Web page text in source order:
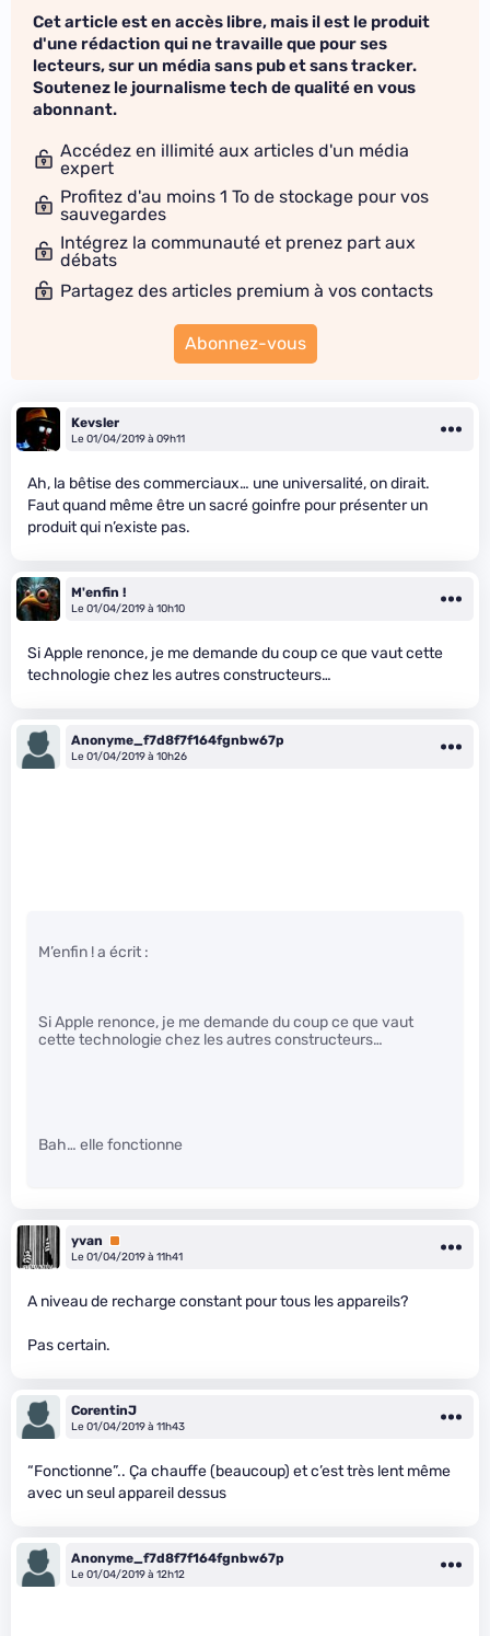
Cet article est en accès libre, mais il est le produit
d'une rédaction qui ne travaille que pour ses
lecteurs, sur un média sans pub et sans tracker.
Soutenez le journalisme tech de qualité en vous
abonnant.
Accédez en illimité aux articles d'un média
expert
Profitez d'au moins 1 To de stockage pour vos
sauvegardes
Intégrez la communauté et prenez part aux
débats
Partagez des articles premium à vos contacts
Abonnez-vous
Kevsler
Le 01/04/2019 à 09h11
Ah, la bêtise des commerciaux… une universalité, on dirait.
Faut quand même être un sacré goinfre pour présenter un
produit qui n’existe pas.
M'enfin !
Le 01/04/2019 à 10h10
Si Apple renonce, je me demande du coup ce que vaut cette
technologie chez les autres constructeurs…
Anonyme_f7d8f7f164fgnbw67p
Le 01/04/2019 à 10h26
M’enfin ! a écrit :
Si Apple renonce, je me demande du coup ce que vaut
cette technologie chez les autres constructeurs…
Bah… elle fonctionne
yvan
Premium
Le 01/04/2019 à 11h41
A niveau de recharge constant pour tous les appareils?
Pas certain.
CorentinJ
Le 01/04/2019 à 11h43
“Fonctionne”.. Ça chauffe (beaucoup) et c’est très lent même
avec un seul appareil dessus
Anonyme_f7d8f7f164fgnbw67p
Le 01/04/2019 à 12h12